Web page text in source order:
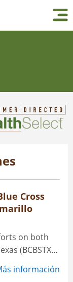
Cross
on both
(BCBSTX)
información